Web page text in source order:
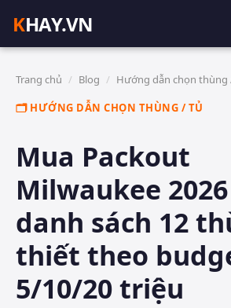
KHAY.VN
Trang chủ / Blog / Hướng dẫn chọn thùng
🗂️ HƯỚNG DẪN CHỌN THÙNG / TỦ
Mua Packout
Milwaukee
danh sách 12
thiết theo
5/10/20 triệu